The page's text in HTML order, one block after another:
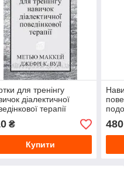
для тренінгу
діалектичної
терапії
₴
Купити
480